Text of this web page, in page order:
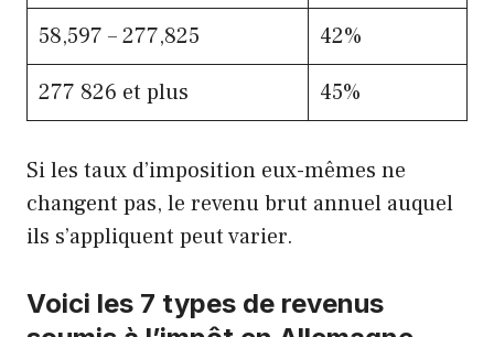
58,597 – 277,825
42%
277 826 et plus
45%
Si les taux d’imposition eux-mêmes ne
changent pas, le revenu brut annuel auquel
ils s’appliquent peut varier.
Voici les 7 types de revenus